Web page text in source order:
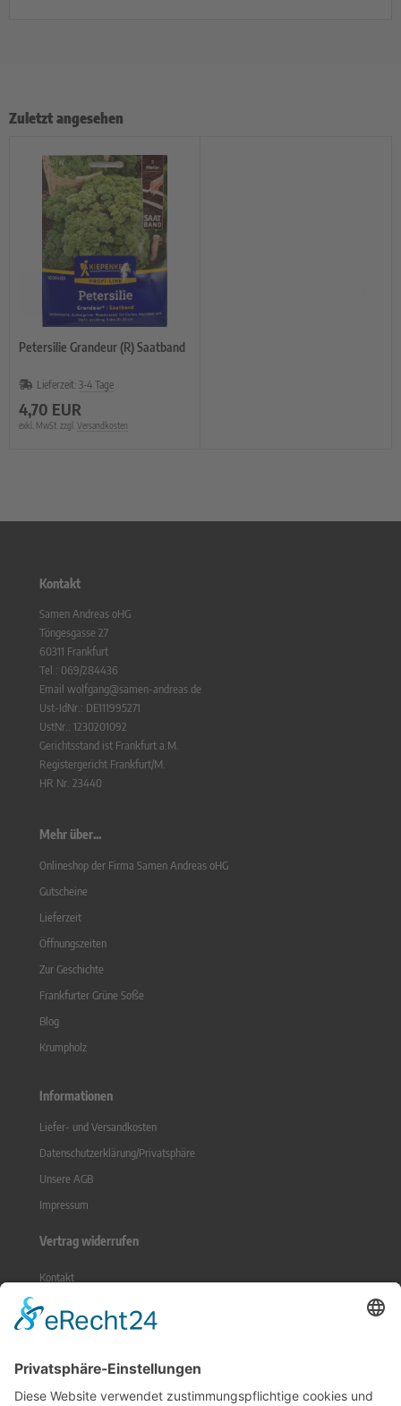
Zuletzt angesehen
Petersilie Grandeur (R) Saatband
Lieferzeit: 3-4 Tage
4,70 EUR
exkl. MwSt. zzgl. Versandkosten
Kontakt
Samen Andreas oHG
Töngesgasse 27
60311 Frankfurt
Tel.: 069/284436
Email wolfgang@samen-andreas.de
Ust-IdNr.: DE111995271
UstNr.: 1230201092
Gerichtsstand ist Frankfurt a.M.
Registergericht Frankfurt/M.
HR Nr. 23440
Mehr über...
Onlineshop der Firma Samen Andreas oHG
Gutscheine
Lieferzeit
Öffnungszeiten
Zur Geschichte
Frankfurter Grüne Soße
Blog
Krumpholz
Informationen
Liefer- und Versandkosten
Datenschutzerklärung/Privatsphäre
Unsere AGB
Impressum
Vertrag widerrufen
Kontakt
Sitemap
Widerrufsrecht